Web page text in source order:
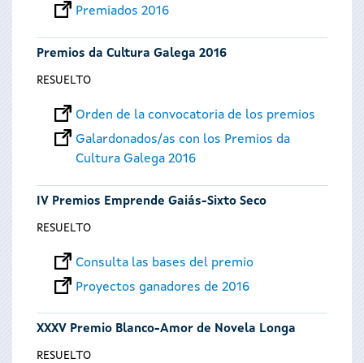
Premiados 2016
Premios da Cultura Galega 2016
RESUELTO
Orden de la convocatoria de los premios
Galardonados/as con los Premios da
Cultura Galega 2016
IV Premios Emprende Gaiás-Sixto Seco
RESUELTO
Consulta las bases del premio
Proyectos ganadores de 2016
XXXV Premio Blanco-Amor de Novela Longa
RESUELTO